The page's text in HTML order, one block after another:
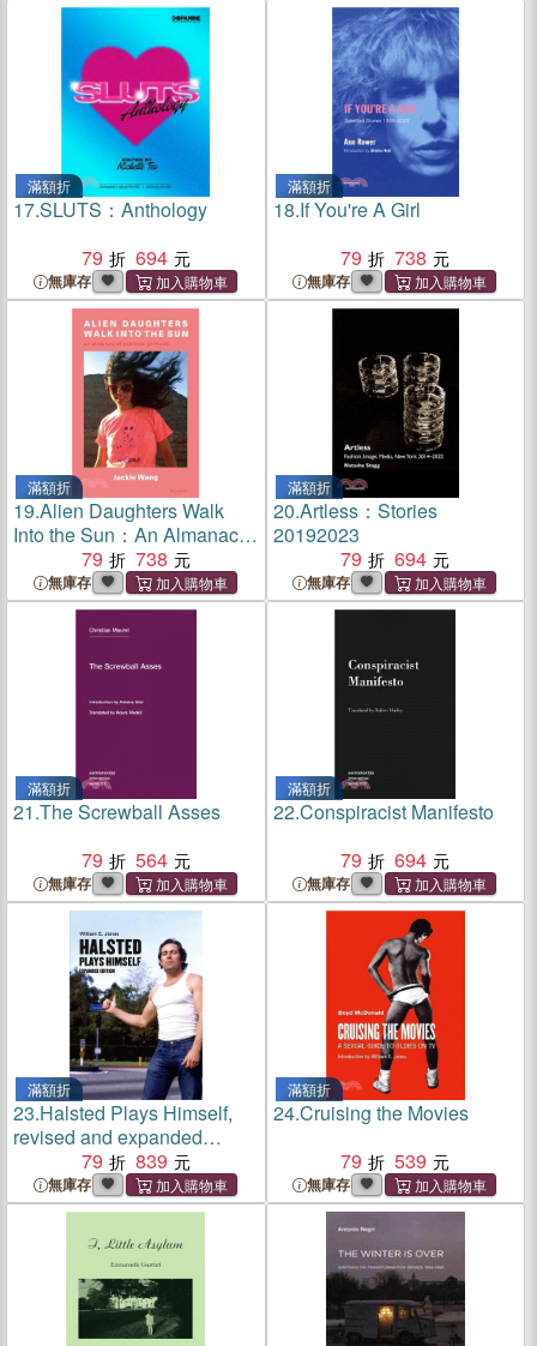
滿額折
17.SLUTS：Anthology
79
694
無庫存
滿額折
18.If You're A Girl
79
738
無庫存
滿額折
19.Alien Daughters Walk
Into the Sun：An Almanac
of Extreme Girlhood
79 738
無庫存
滿額折
20.Artless：Stories
20192023
79
694
無庫存
滿額折
21.The Screwball Asses
79
564
無庫存
滿額折
22.Conspiracist Manifesto
79
694
無庫存
滿額折
23.Halsted Plays Himself,
revised and expanded
79 839
無庫存
滿額折
24.Cruising the Movies
79
539
無庫存